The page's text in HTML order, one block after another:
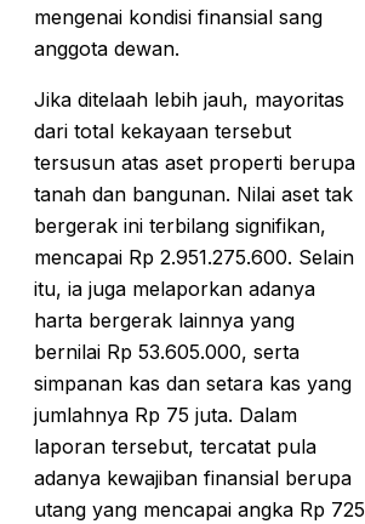
mengenai kondisi finansial sang
anggota dewan.
Jika ditelaah lebih jauh, mayoritas
dari total kekayaan tersebut
tersusun atas aset properti berupa
tanah dan bangunan. Nilai aset tak
bergerak ini terbilang signifikan,
mencapai Rp 2.951.275.600. Selain
itu, ia juga melaporkan adanya
harta bergerak lainnya yang
bernilai Rp 53.605.000, serta
simpanan kas dan setara kas yang
jumlahnya Rp 75 juta. Dalam
laporan tersebut, tercatat pula
adanya kewajiban finansial berupa
utang yang mencapai angka Rp 725